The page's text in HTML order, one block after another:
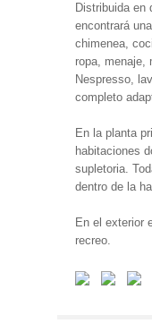
Distribuida en
encontrará
chimenea,
ropa, menaje,
Nespresso,
completo
En la planta
habitaciones
supletoria.
dentro de la
En el exterior
recreo.